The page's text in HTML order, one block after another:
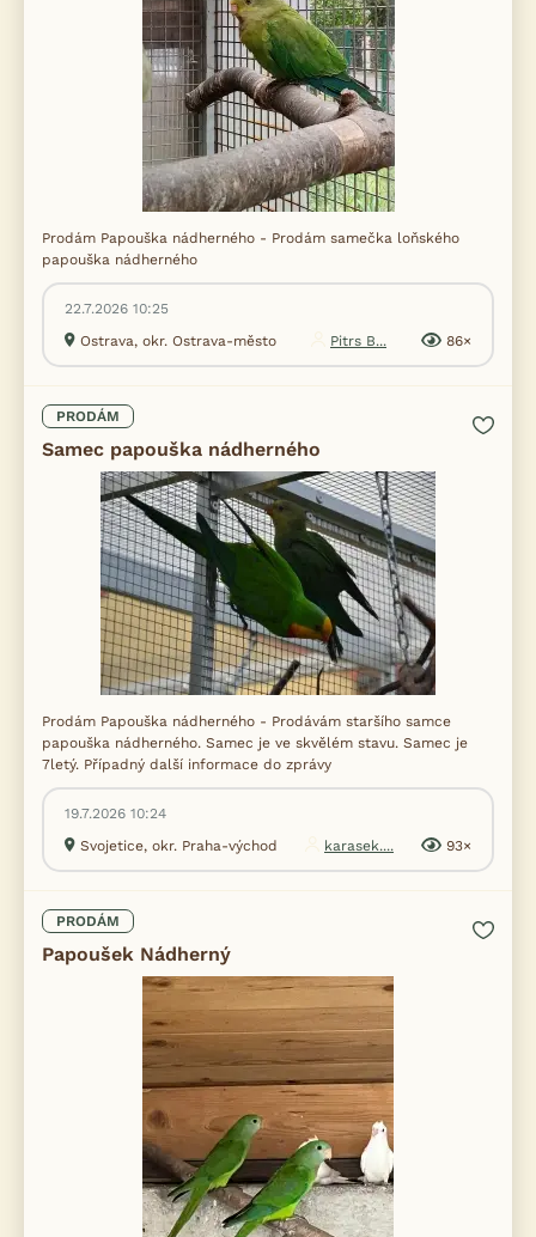
Prodám Papouška nádherného - Prodám samečka loňského
papouška nádherného
22.7.2026 10:25
Ostrava, okr. Ostrava-město
Pitrs B... 86×
PRODÁM
Samec papouška nádherného
Prodám Papouška nádherného - Prodávám staršího samce
papouška nádherného. Samec je ve skvělém stavu. Samec je
7letý. Případný další informace do zprávy
19.7.2026 10:24
Svojetice, okr. Praha-východ
karasek.... 93×
PRODÁM
Papoušek Nádherný